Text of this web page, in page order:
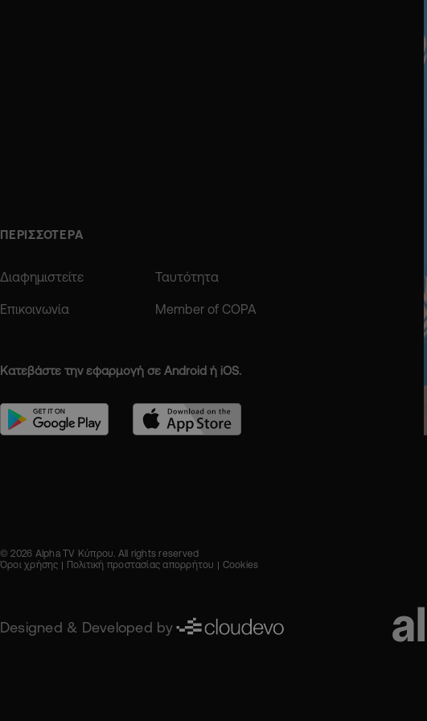
ΠΕΡΙΣΣΟΤΕΡΑ
Διαφημιστείτε Ταυτότητα
Επικοινωνία Member of COPA
Κατεβάστε την εφαρμογή σε Android ή iOS.
© 2026 Alpha TV Κύπρου. All rights reserved
Όροι χρήσης
Πολιτική προστασίας απορρήτου Cookies
Designed & Developed by